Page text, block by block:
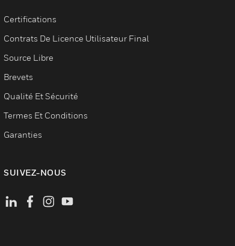
Certifications
Contrats De Licence Utilisateur Final
Source Libre
Brevets
Qualité Et Sécurité
Termes Et Conditions
Garanties
SUIVEZ-NOUS